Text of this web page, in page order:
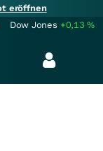
eröffnen
Dow Jones +0,13%